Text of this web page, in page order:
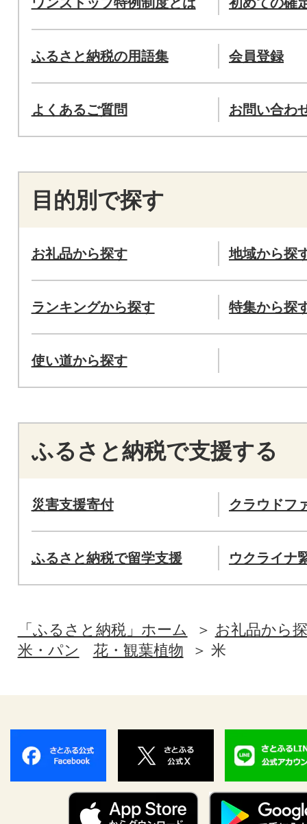
ふるさと納税の用語集 会員登録
よくあるご質問 お問い合わ
目的別で探す
お礼品から探す 地域から探
ランキングから探す 特集から探
使い道から探す
ふるさと納税で支援する
災害支援寄付 クラウドフ
ふるさと納税で留学支援 ウクライナ
「ふるさと納税」ホーム
お礼品から
米・パン
花・観葉植物 米